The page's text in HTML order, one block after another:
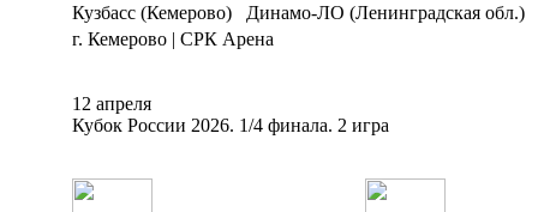
Кузбасс (Кемерово)
Динамо-ЛО (Ленинградская обл.)
г. Кемерово | СРК Арена
12 апреля
Кубок России 2026. 1/4 финала. 2 игра